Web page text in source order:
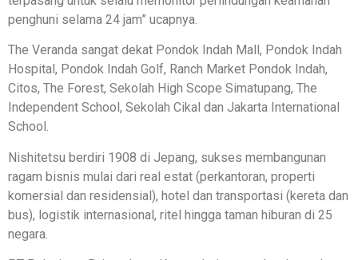
penghuni selama 24 jam” ucapnya.
The Veranda sangat dekat Pondok Indah Mall, Pondok Indah
Hospital, Pondok Indah Golf, Ranch Market Pondok Indah,
Citos, The Forest, Sekolah High Scope Simatupang, The
Independent School, Sekolah Cikal dan Jakarta International
School.
Nishitetsu berdiri 1908 di Jepang, sukses membangunan
ragam bisnis mulai dari real estat (perkantoran, properti
komersial dan residensial), hotel dan transportasi (kereta dan
bus), logistik internasional, ritel hingga taman hiburan di 25
negara.